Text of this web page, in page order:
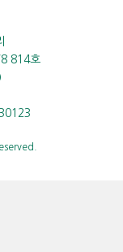
814호